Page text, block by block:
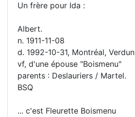
Un frère pour Ida :
Albert.
n. 1911-11-08
d. 1992-10-31, Montréal, Verdun
vf, d'une épouse "Boismenu"
parents : Deslauriers / Martel.
BSQ
... c'est Fleurette Boismenu